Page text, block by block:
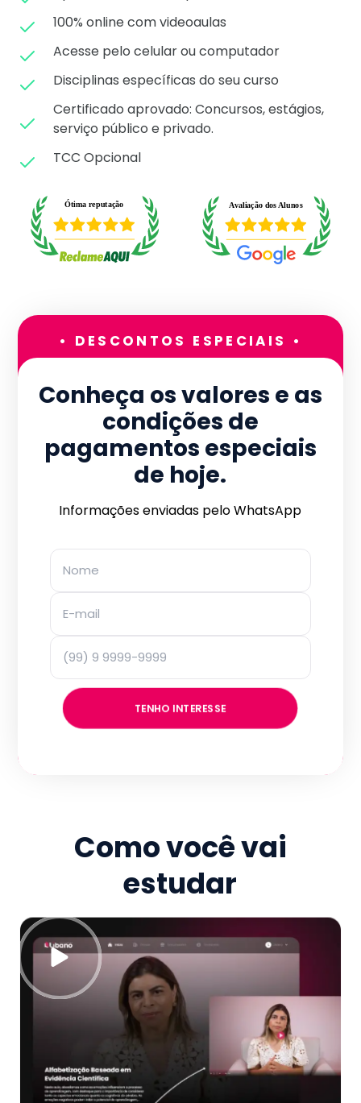
100% online com videoaulas
Acesse pelo celular ou computador
Disciplinas específicas do seu curso
Certificado aprovado: Concursos, estágios,
serviço público e privado.
TCC Opcional
• DESCONTOS ESPECIAIS •
Conheça os valores e as
condições de
pagamentos especiais
de hoje.
Informações enviadas pelo WhatsApp
TENHO INTERESSE
Como você vai
estudar